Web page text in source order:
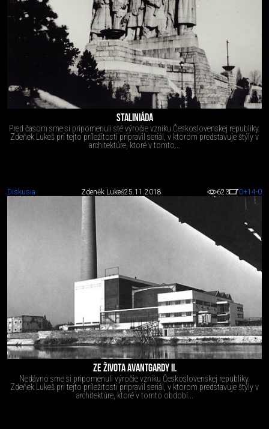
STALINIÁDA
Pred časom sme si pripomenuli sté výročie vzniku Československej republiky.
Zdeňek Lukeš pri tejto príležitosti pripravil seriál, v ktorom predstavuje štýly v
architektúre, ktoré v tomto...
Diskusia Zdeněk Lukeš25.11.2018 623 0+14-0
ZE ŽIVOTA AVANTGARDY II.
Nedávno sme si pripomenuli výročie vzniku Československej republiky.
Zdeňek Lukeš pri tejto príležitosti pripravil seriál, v ktorom predstavuje štýly v
architektúre, ktoré v tomto období...